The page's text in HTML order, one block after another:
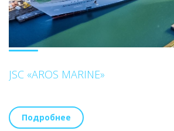
JSC «AROS MARINE»
Подробнее